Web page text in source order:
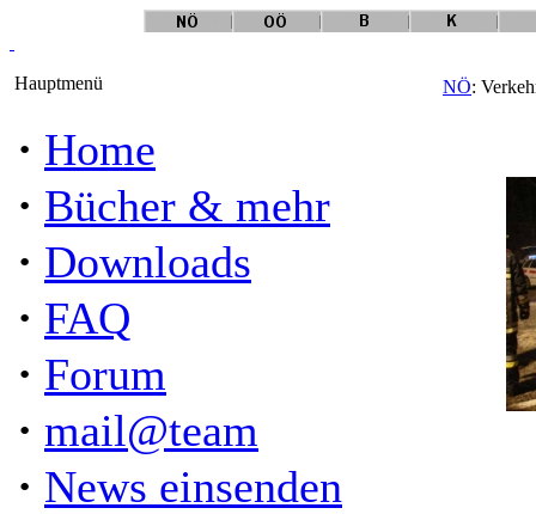
Hauptmenü
· Home
· Bücher & mehr
· Downloads
· FAQ
· Forum
· mail@team
· News einsenden
NÖ: